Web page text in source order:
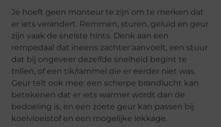
Je hoeft geen monteur te zijn om te merken dat
er iets verandert. Remmen, sturen, geluid en geur
zijn vaak de snelste hints. Denk aan een
rempedaal dat ineens zachter aanvoelt, een stuur
dat bij ongeveer dezelfde snelheid begint te
trillen, of een tik/rammel die er eerder niet was.
Geur telt ook mee: een scherpe brandlucht kan
betekenen dat er iets warmer wordt dan de
bedoeling is, en een zoete geur kan passen bij
koelvloeistof en een mogelijke lekkage.